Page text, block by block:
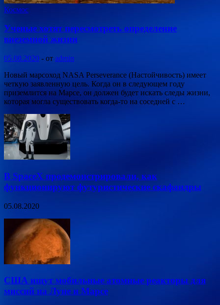
Космос
Ученые хотят пересмотреть определение
внеземной жизни
05.08.2020 - от admin
Новый марсоход NASA Perseverance (Настойчивость) имеет
четкую заявленную цель. Когда он в следующем году
приземлится на Марсе, он должен будет искать следы жизни,
которая могла существовать когда-то на соседней с …
В SpaceX продемонстрировали, как
функционируют футуристические скафандры
05.08.2020
США ищут мобильные атомные реакторы для
миссий на Луне и Марсе